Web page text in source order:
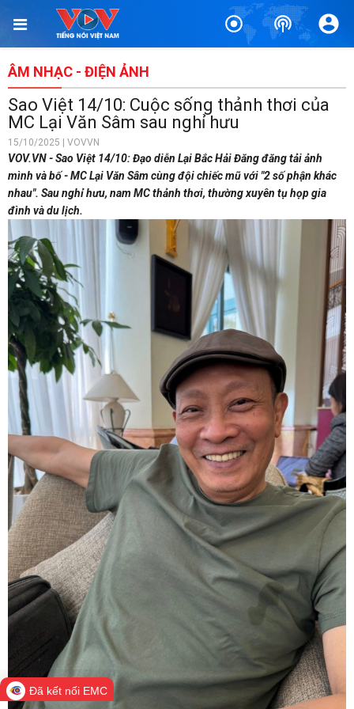
ÂM NHẠC - ĐIỆN ẢNH
Sao Việt 14/10: Cuộc sống thảnh thơi của
MC Lại Văn Sâm sau nghỉ hưu
15/10/2025 | VOVVN
VOV.VN - Sao Việt 14/10: Đạo diễn Lại Bắc Hải Đăng đăng tải ảnh
mình và bố - MC Lại Văn Sâm cùng đội chiếc mũ với "2 số phận khác
nhau". Sau nghỉ hưu, nam MC thảnh thơi, thường xuyên tụ họp gia
đình và du lịch.
Đã kết nối EMC